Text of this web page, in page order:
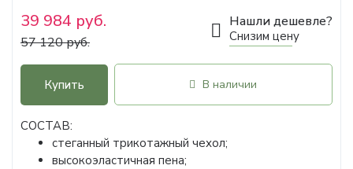
39 984 руб.
57 120 руб.
Нашли дешевле?
Снизим цену
Купить В наличии
СОСТАВ:
стеганный трикотажный чехол;
высокоэластичная пена;